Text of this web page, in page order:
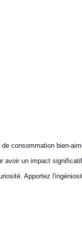
consommation bien-
avoir un impact
Apportez